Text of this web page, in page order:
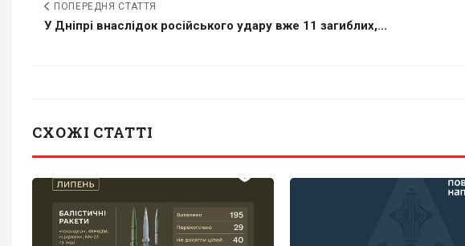
ПОПЕРЕДНЯ СТАТТЯ
У Дніпрі внаслідок російського удару вже 11 загиблих,...
СХОЖІ СТАТТІ